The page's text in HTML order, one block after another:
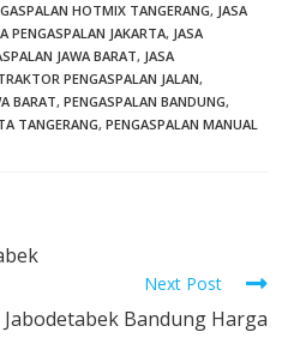
HOTMIX TANGERANG, JASA
PENGASPALAN JAKARTA, JASA
JAWA BARAT, JASA
PENGASPALAN JALAN,
BARAT, PENGASPALAN BANDUNG,
TANGERANG, PENGASPALAN MANUAL
Next Post
Jabodetabek Bandung Harga